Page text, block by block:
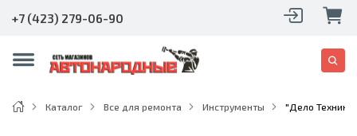
+7 (423) 279-06-90
Каталог Все для ремонта Инструменты "Дело